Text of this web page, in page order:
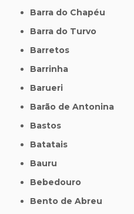
Barra do Chapéu
Barra do Turvo
Barretos
Barrinha
Barueri
Barão de Antonina
Bastos
Batatais
Bauru
Bebedouro
Bento de Abreu